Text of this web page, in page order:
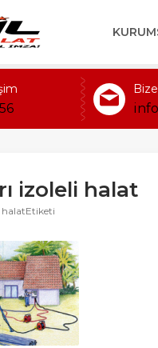
izoleli halat
halatEtiketi